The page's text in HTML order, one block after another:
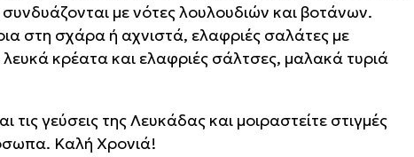
με νότες λουλουδιών και βοτάνων.
στη σχάρα ή αχνιστά, ελαφριές σαλάτες με
κρέατα και ελαφριές σάλτσες, μαλακά τυριά
γεύσεις της Λευκάδας και μοιραστείτε στιγμές
Καλή Χρονιά!